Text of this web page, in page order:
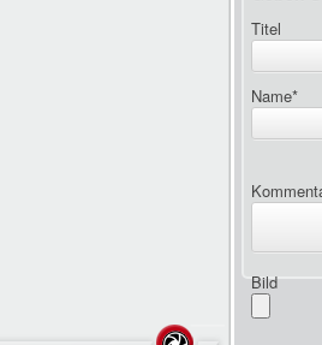
Titel
Name*
Bild